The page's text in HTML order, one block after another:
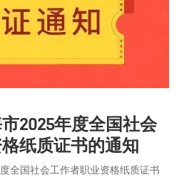
2025年度全国社会
纸质证书的通知
全国社会工作者职业资格纸质证书